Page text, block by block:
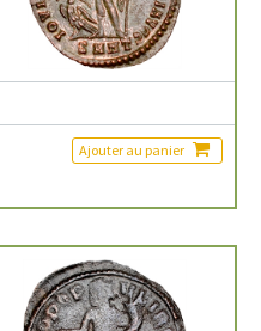
Ajouter au panier